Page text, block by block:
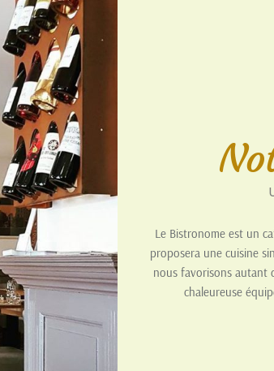
Le Bistronome est un
proposera une cuisine
nous favorisons autant
chaleureuse